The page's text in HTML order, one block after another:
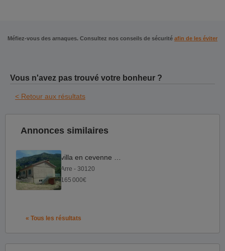
Méfiez-vous des arnaques. Consultez nos conseils de sécurité afin de les éviter
Vous n'avez pas trouvé votre bonheur ?
< Retour aux résultats
Annonces similaires
Arre - 30120
165 000€
« Tous les résultats